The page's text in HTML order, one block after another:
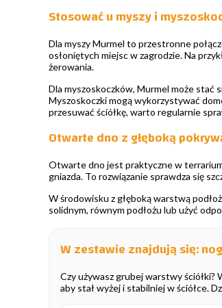
Stosować u myszy i
Dla myszy Murmel to przestronne
osłoniętych miejsc w zagrodzie. Na
żerowania.
Dla myszoskoczków, Murmel może stać
Myszoskoczki mogą wykorzystywać
przesuwać ściółkę, warto regularnie
Otwarte dno z głęboką
Otwarte dno jest praktyczne w terrarium
gniazda. To rozwiązanie sprawdza się
W środowisku z głęboką warstwą
solidnym, równym podłożu lub użyć
W zestawie znajdują się:
Czy używasz grubej warstwy
aby stał wyżej i stabilniej w ściółce.